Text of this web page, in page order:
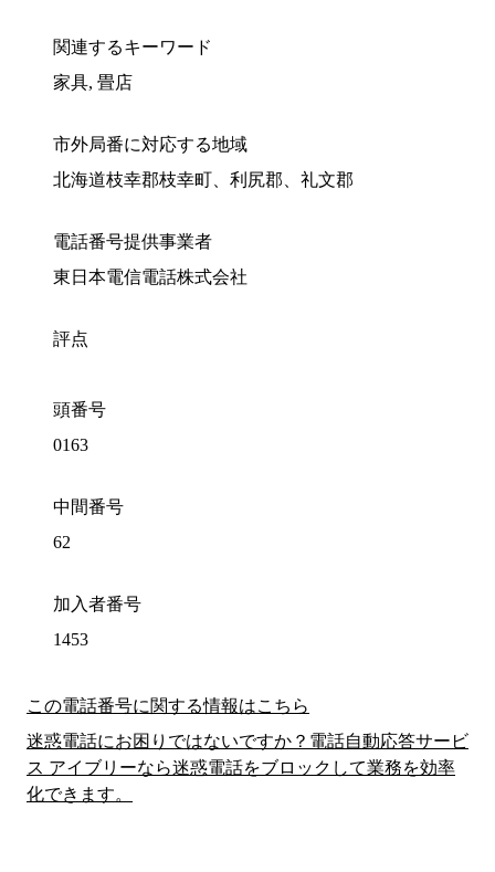
関連するキーワード
家具, 畳店
市外局番に対応する地域
北海道枝幸郡枝幸町、利尻郡、礼文郡
電話番号提供事業者
東日本電信電話株式会社
評点
頭番号
0163
中間番号
62
加入者番号
1453
この電話番号に関する情報はこちら
迷惑電話にお困りではないですか？電話自動応答サービ
ス アイブリーなら迷惑電話をブロックして業務を効率
化できます。